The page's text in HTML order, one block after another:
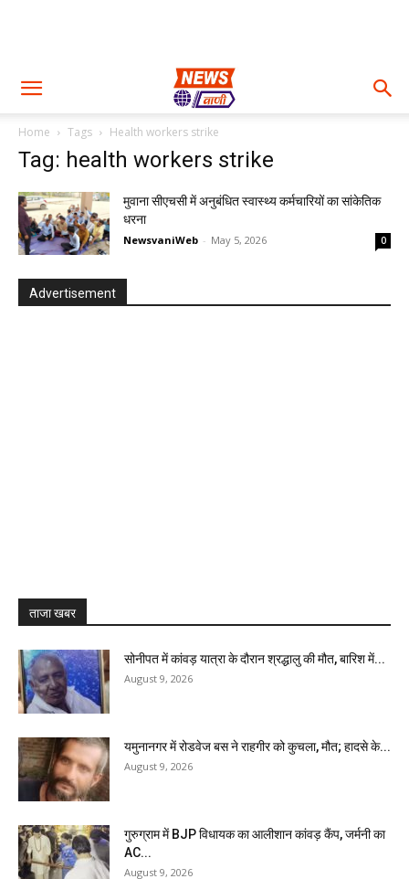
Home Tags Health workers strike
Tag: health workers strike
मुवाना सीएचसी में अनुबंधित स्वास्थ्य कर्मचारियों का सांकेतिक
धरना
NewsvaniWeb - May 5, 2026 0
Advertisement
ताजा खबर
सोनीपत में कांवड़ यात्रा के दौरान श्रद्धालु की मौत, बारिश में...
August 9, 2026
यमुनानगर में रोडवेज बस ने राहगीर को कुचला, मौत; हादसे के...
August 9, 2026
गुरुग्राम में BJP विधायक का आलीशान कांवड़ कैंप, जर्मनी का
AC...
August 9, 2026